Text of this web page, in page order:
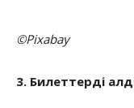
©Pixabay
3. Билеттерді